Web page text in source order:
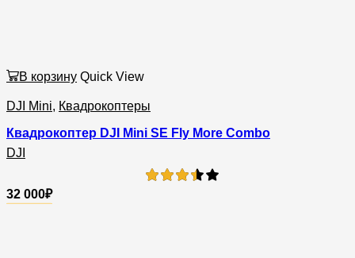
В корзину Quick View
DJI Mini, Квадрокоптеры
Квадрокоптер DJI Mini SE Fly More Combo
DJI
32 000₽